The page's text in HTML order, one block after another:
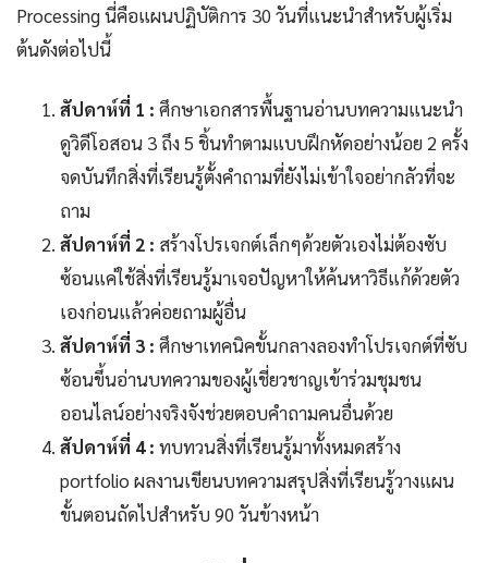
Processing นี่คือแผนปฏิบัติการ 30 วันที่แนะนำสำหรับผู้เริ่ม
ต้นดังต่อไปนี้
สัปดาห์ที่ 1 : ศึกษาเอกสารพื้นฐานอ่านบทความแนะนำ
ดูวิดีโอสอน 3 ถึง 5 ชิ้นทำตามแบบฝึกหัดอย่างน้อย 2 ครั้ง
จดบันทึกสิ่งที่เรียนรู้ตั้งคำถามที่ยังไม่เข้าใจอย่ากลัวที่จะ
ถาม
สัปดาห์ที่ 2 : สร้างโปรเจกต์เล็กๆด้วยตัวเองไม่ต้องซับ
ซ้อนแค่ใช้สิ่งที่เรียนรู้มาเจอปัญหาให้ค้นหาวิธีแก้ด้วยตัว
เองก่อนแล้วค่อยถามผู้อื่น
สัปดาห์ที่ 3 : ศึกษาเทคนิคขั้นกลางลองทำโปรเจกต์ที่ซับ
ซ้อนขึ้นอ่านบทความของผู้เชี่ยวชาญเข้าร่วมชุมชน
ออนไลน์อย่างจริงจังช่วยตอบคำถามคนอื่นด้วย
สัปดาห์ที่ 4 : ทบทวนสิ่งที่เรียนรู้มาทั้งหมดสร้าง
portfolio ผลงานเขียนบทความสรุปสิ่งที่เรียนรู้วางแผน
ขั้นตอนถัดไปสำหรับ 90 วันข้างหน้า